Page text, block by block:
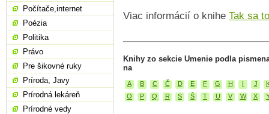
Viac informácií o knihe Tak sa
Knihy zo sekcie Umenie podla
na
A B C Č D E F G H I J
O
P Q R S Š T U V W X
Počítače,internet
Poézia
Politika
Právo
Pre šikovné ruky
Príroda, Javy
Prírodná lekáreň
Prírodné vedy